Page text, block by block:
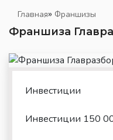
Главная» Франшизы
Франшиза
Инвестиции
Инвестиции 150